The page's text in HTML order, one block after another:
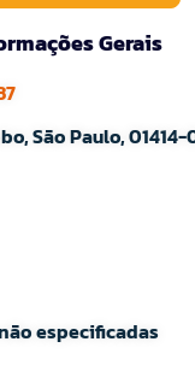
Gerais
São Paulo, 01414-
especificadas